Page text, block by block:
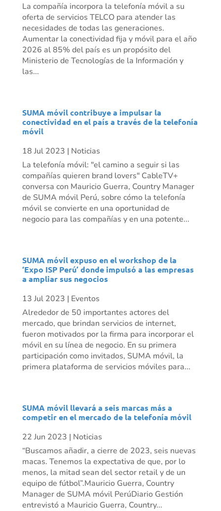
La compañía incorpora la telefonía móvil a su
oferta de servicios TELCO para atender las
necesidades de todas las generaciones.
Aumentar la conectividad fija y móvil para el año
2026 al 85% del país es un propósito del
Ministerio de Tecnologías de la Información y
las...
SUMA móvil contribuye a impulsar la
conectividad en el país a través de la telefonía
móvil
18 Jul 2023 | Noticias
La telefonía móvil: "el camino a seguir si las
compañías quieren brand lovers" CableTV+
conversa con Mauricio Guerra, Country Manager
de SUMA móvil Perú, sobre cómo la telefonía
móvil se convierte en una oportunidad de
negocio para las compañías y en una potente...
SUMA móvil expuso en el workshop de la
‘Expo ISP Perú’ donde impulsó a las empresas
a ampliar sus negocios
13 Jul 2023 | Eventos
Alrededor de 50 importantes actores del
mercado, que brindan servicios de internet,
fueron motivados por la firma para incorporar el
móvil en su línea de negocio. En su primera
participación como invitados, SUMA móvil, la
primera plataforma de servicios móviles para...
SUMA móvil llevará a seis marcas más a
competir en el mercado de la telefonía móvil
22 Jun 2023 | Noticias
“Buscamos añadir, a cierre de 2023, seis nuevas
macas. Tenemos la expectativa de que, por lo
menos, la mitad sean del sector retail y de un
equipo de fútbol”.Mauricio Guerra, Country
Manager de SUMA móvil PerúDiario Gestión
entrevistó a Mauricio Guerra, Country...